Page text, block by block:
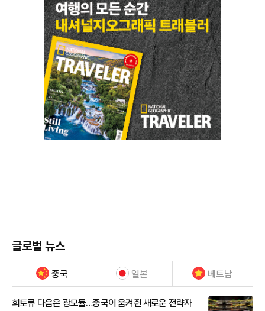
글로벌 뉴스
중국 일본 베트남
희토류 다음은 광모듈…중국이 움켜쥔 새로운 전략자